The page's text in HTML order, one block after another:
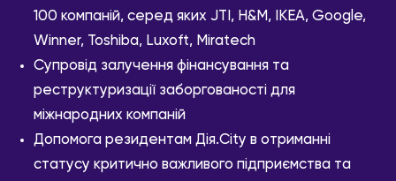
100 компаній, серед яких JTI, H&M, IKEA, Google,
Winner, Toshiba, Luxoft, Miratech
Супровід залучення фінансування та
реструктуризації заборгованості для
міжнародних компаній
Допомога резидентам Дія.City в отриманні
статусу критично важливого підприємства та